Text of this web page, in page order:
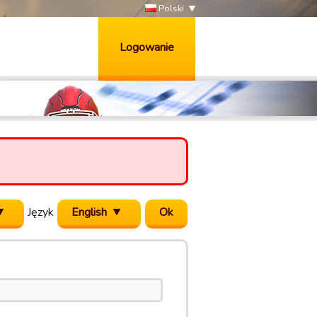
Polski
Logowanie
Język English